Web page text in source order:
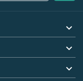


